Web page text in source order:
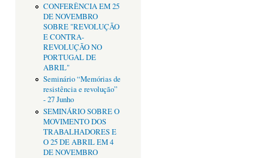
CONFERÊNCIA EM 25
DE NOVEMBRO
SOBRE "REVOLUÇÃO
E CONTRA-
REVOLUÇÃO NO
PORTUGAL DE
ABRIL"
Seminário “Memórias de
resistência e revolução”
- 27 Junho
SEMINÁRIO SOBRE O
MOVIMENTO DOS
TRABALHADORES E
O 25 DE ABRIL EM 4
DE NOVEMBRO